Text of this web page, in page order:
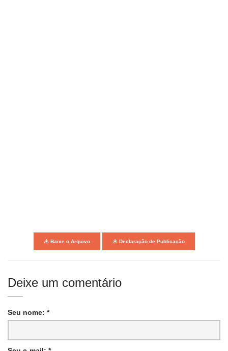
Baixe o Arquivo Declaração de Publicação
Deixe um comentário
Seu nome: *